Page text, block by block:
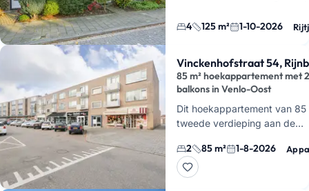
terras en berging. Je woont
4 125 m² 1-10-2026
Vinckenhofstraat 54,
85 m² hoekappartement met 2
balkons in Venlo-Oost
Dit hoekappartement van 85
tweede verdieping aan de
balkons. Je woont hier met 2
slaapkamers, …
2 85 m² 1-8-2026